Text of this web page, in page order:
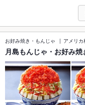
お好み焼き・もんじゃ アメリ
月島もんじゃ・お好み